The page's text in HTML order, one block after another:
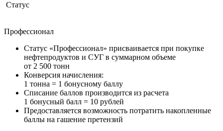
Статус
Профессионал
Статус «Профессионал» присваивается при покупке
нефтепродуктов и СУГ в суммарном объеме
от 2 500 тонн
Конверсия начисления:
1 тонна = 1 бонусному баллу
Списание баллов производится из расчета
1 бонусный балл = 10 рублей
Предоставляется возможность потратить накопленные
баллы на гашение претензий